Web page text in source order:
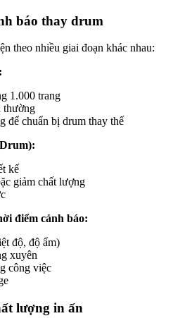
báo thay drum
theo nhiều giai đoạn khác nhau:
1.000 trang
thường
để chuẩn bị drum thay thế
kế
giảm chất lượng
điểm cảnh báo:
độ, độ ẩm)
xuyên
công việc
lượng in ấn